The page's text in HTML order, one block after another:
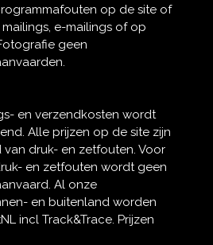
op de site of
e-mailings of op
geen
en verzendkosten wordt
Alle prijzen op de site zijn
druk- en zetfouten. Voor
en zetfouten wordt geen
Al onze
en buitenland worden
incl Track&Trace. Prijzen